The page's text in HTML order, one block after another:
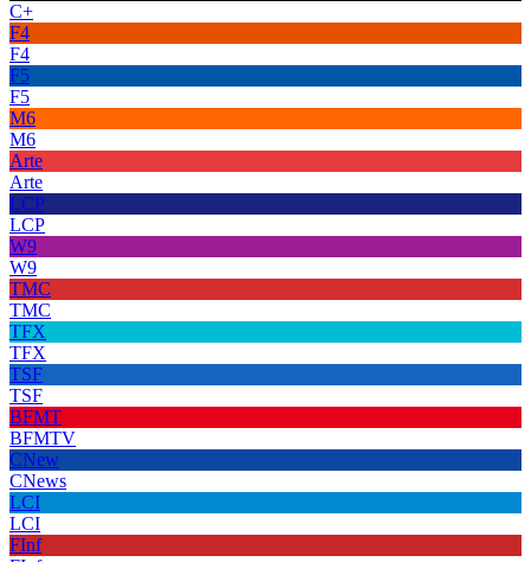
C+
F4
F4
F5
F5
M6
M6
Arte
Arte
LCP
LCP
W9
W9
TMC
TMC
TFX
TFX
TSF
TSF
BFMT
BFMTV
CNew
CNews
LCI
LCI
FInf